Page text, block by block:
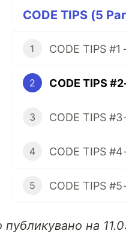
CODE TIPS (5
1
2 CODE TIPS
3
4
5
публикувано на